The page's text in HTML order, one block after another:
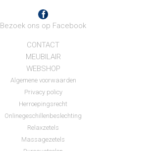
Bezoek ons op Facebook
CONTACT
MEUBILAIR
WEBSHOP
Algemene voorwaarden
Privacy policy
Herroepingsrecht
Onlinegeschillenbeslechting
Relaxzetels
Massagezetels